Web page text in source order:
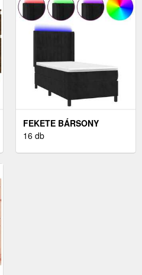
FEKETE BÁRSONY
RUGÓS ÉS LED-ES ÁGY
16 db